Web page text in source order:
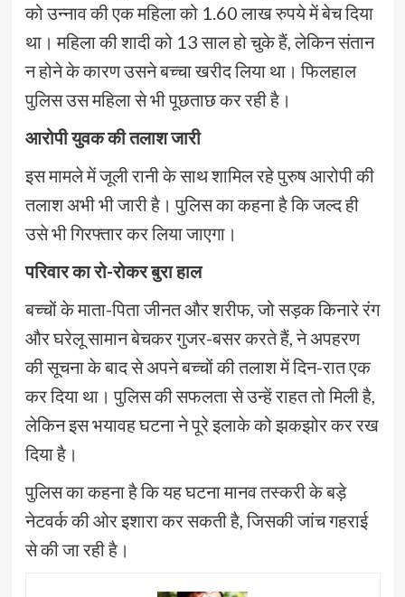
को उन्नाव की एक महिला को 1.60 लाख रुपये में बेच दिया
था। महिला की शादी को 13 साल हो चुके हैं, लेकिन संतान
न होने के कारण उसने बच्चा खरीद लिया था। फिलहाल
पुलिस उस महिला से भी पूछताछ कर रही है।
आरोपी युवक की तलाश जारी
इस मामले में जूली रानी के साथ शामिल रहे पुरुष आरोपी की
तलाश अभी भी जारी है। पुलिस का कहना है कि जल्द ही
उसे भी गिरफ्तार कर लिया जाएगा।
परिवार का रो-रोकर बुरा हाल
बच्चों के माता-पिता जीनत और शरीफ, जो सड़क किनारे रंग
और घरेलू सामान बेचकर गुजर-बसर करते हैं, ने अपहरण
की सूचना के बाद से अपने बच्चों की तलाश में दिन-रात एक
कर दिया था। पुलिस की सफलता से उन्हें राहत तो मिली है,
लेकिन इस भयावह घटना ने पूरे इलाके को झकझोर कर रख
दिया है।
पुलिस का कहना है कि यह घटना मानव तस्करी के बड़े
नेटवर्क की ओर इशारा कर सकती है, जिसकी जांच गहराई
से की जा रही है।